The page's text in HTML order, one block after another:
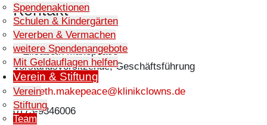
Spendenaktionen
Schulen & Kindergärten
Vererben & Vermachen
weitere Spendenangebote
Mit Geldauflagen helfen
Verein & Stiftung
Verein
Stiftung
Team
Kontakt
Vorstandsvorsitzende, Geschäftsführung
E-Mail:
elisabeth.makepeace@klinikclowns.de
Telefon:
0173-9346006